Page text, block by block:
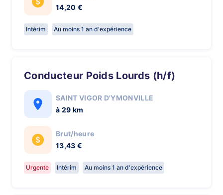
14,20 €
Intérim Au moins 1 an d'expérience
Conducteur Poids Lourds (h/f)
SAINT VIGOR D'YMONVILLE
à 29 km
Brut/heure
13,43 €
Urgente Intérim Au moins 1 an d'expérience